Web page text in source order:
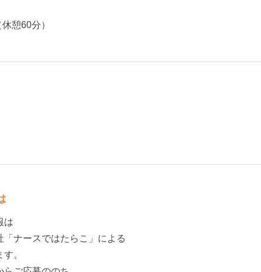
憩60分）
は
「ナースではたらこ」による
。